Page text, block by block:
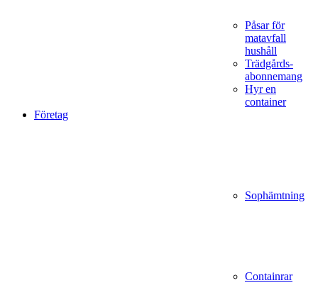
Påsar för
matavfall
hushåll
Trädgårds­
abonnemang
Hyr en
container
Företag
Sophämtning
Containrar